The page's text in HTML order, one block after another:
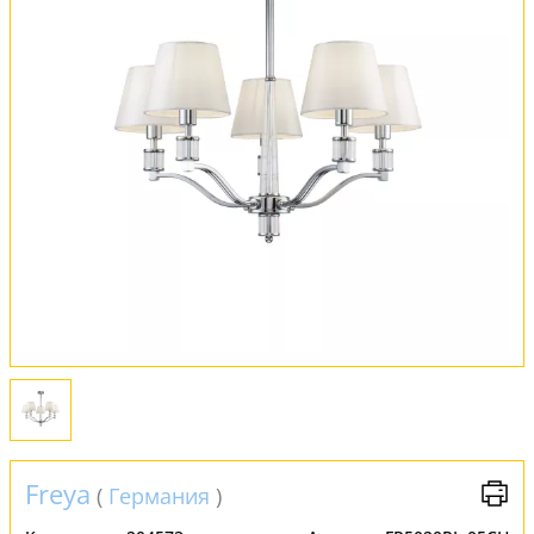
Обмен и возврат
Установка
Freya ( Германия )